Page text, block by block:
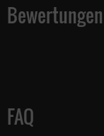
Bewertungen
FAQ